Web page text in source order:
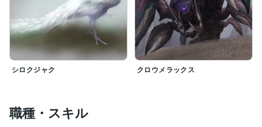
シロクジャク クロウメラックス
職種・スキル